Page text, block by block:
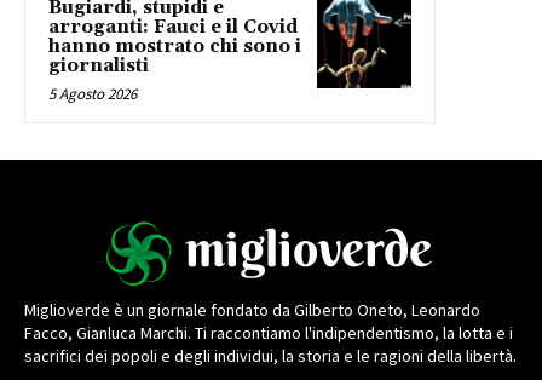
Bugiardi, stupidi e
arroganti: Fauci e il Covid
hanno mostrato chi sono i
giornalisti
5 Agosto 2026
Miglioverde è un giornale fondato da Gilberto Oneto, Leonardo
Facco, Gianluca Marchi. Ti raccontiamo l'indipendentismo, la lotta e i
sacrifici dei popoli e degli individui, la storia e le ragioni della libertà.